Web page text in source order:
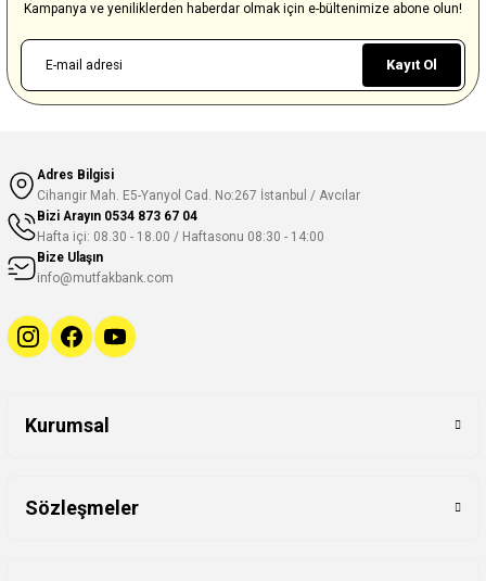
Kampanya ve yeniliklerden haberdar olmak için e-bültenimize abone olun!
Kayıt Ol
Adres Bilgisi
Cihangir Mah. E5-Yanyol Cad. No:267 İstanbul / Avcılar
Bizi Arayın 0534 873 67 04
Hafta içi: 08.30 - 18.00 / Haftasonu 08:30 - 14:00
Bize Ulaşın
info@mutfakbank.com
Kurumsal
Sözleşmeler